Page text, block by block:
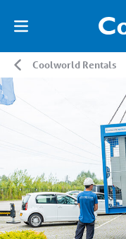
Coolworld Rentals